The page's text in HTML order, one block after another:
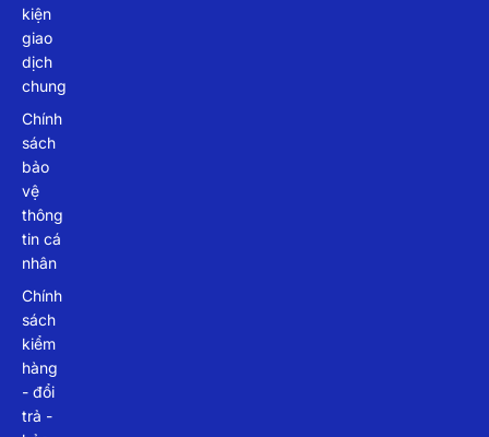
kiện
giao
dịch
chung
Chính
sách
bảo
vệ
thông
tin cá
nhân
Chính
sách
kiểm
hàng
- đổi
trả -